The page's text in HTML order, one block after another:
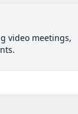
video meetings,